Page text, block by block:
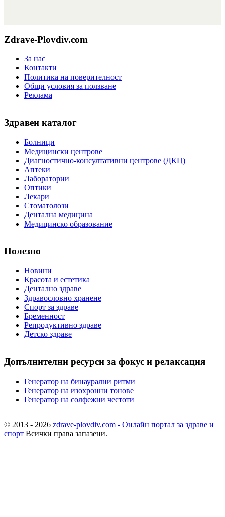
Zdrave-Plovdiv.com
За нас
Контакти
Политика на поверителност
Общи условия за ползване
Реклама
Здравен каталог
Болници
Медицински центрове
Диагностично-консултативни центрове (ДКЦ)
Аптеки
Лаборатории
Оптики
Лекари
Стоматолози
Дентална медицина
Медицинско образование
Полезно
Новини
Красота и естетика
Дентално здраве
Здравословно хранене
Спорт за здраве
Бременност
Репродуктивно здраве
Детско здраве
Допълнителни ресурси за фокус и релаксация
Генератор на бинаурални ритми
Генератор на изохронни тонове
Генератор на солфежни честоти
© 2013 - 2026 zdrave-plovdiv.com - Онлайн портал за здраве и
спорт Всички права запазени.